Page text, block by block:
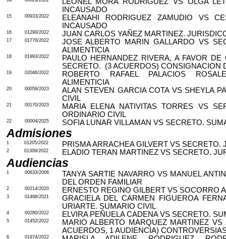
INCAUSADO
15 00933/2022
ELEANAHI RODRIGUEZ ZAMUDIO VS
INCAUSADO
16 01290/2022 JUAN CARLOS YAÑEZ MARTINEZ.
17 01776/2022
JOSE ALBERTO MARIN GALLARDO VS
ALIMENTICIA
18 01993/2022
PAULO HERNANDEZ RIVERA, A FAVOR
SECRETO.
(3 ACUERDOS) CONSIGNACION
19 02046/2022
ROBERTO RAFAEL PALACIOS
ALIMENTICIA
20 00059/2023
ALAN STEVEN GARCIA COTA VS SHEYLA
CIVIL
21 00170/2023
MARIA ELENA NATIVITAS TORRES VS
ORDINARIO CIVIL
22 00004/2025 SOFIA LUNAR VILLAMAN VS SECRETO.
Admisiones
1 01205/2022 PRISMA ARRACHEA GILVERT VS SECRETO.
2 01309/2022 ELADIO TERAN MARTINEZ VS SECRETO.
Audiencias
1 00633/2006
TANYA SARTIE NAVARRO VS MANUEL
DEL ORDEN FAMILIAR
2 00214/2020 ERNESTO REGINO GILBERT VS SOCORRO
3 01468/2021
GRACIELA DEL CARMEN FIGUEROA
URIARTE. SUMARIO CIVIL
4 00280/2022 ELVIRA PEÑUELA CADENA VS SECRETO.
5 01452/2022
MARIO ALBERTO MARQUEZ MARTINEZ
ACUERDOS, 1 AUDIENCIA)
6 01974/2022